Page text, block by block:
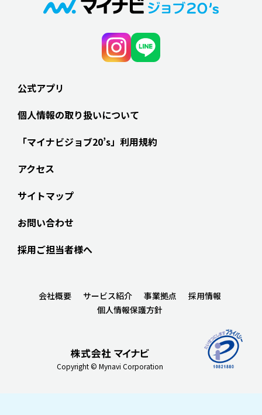
公式アプリ
個人情報の取り扱いについて
「マイナビジョブ20’s」利用規約
アクセス
サイトマップ
お問い合わせ
採用ご担当者様へ
Copyright © Mynavi Corporation
会社概要 サービス紹介 事業拠点
採用情報
個人情報保護方針